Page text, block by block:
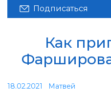
Подписаться
Как
18.02.2021 Матвей